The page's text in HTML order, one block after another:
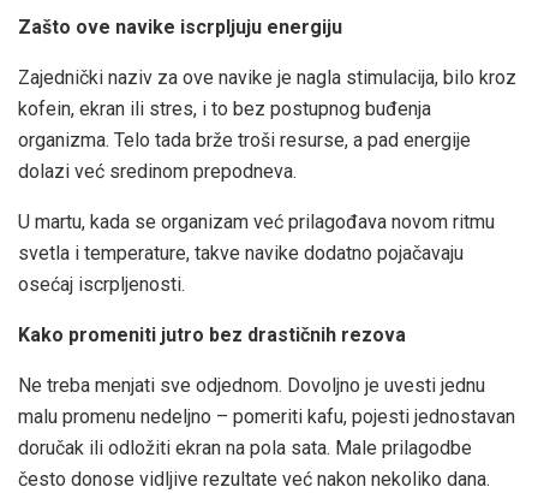
Zašto ove navike iscrpljuju energiju
Zajednički naziv za ove navike je nagla stimulacija, bilo kroz
kofein, ekran ili stres, i to bez postupnog buđenja
organizma. Telo tada brže troši resurse, a pad energije
dolazi već sredinom prepodneva.
U martu, kada se organizam već prilagođava novom ritmu
svetla i temperature, takve navike dodatno pojačavaju
osećaj iscrpljenosti.
Kako promeniti jutro bez drastičnih rezova
Ne treba menjati sve odjednom. Dovoljno je uvesti jednu
malu promenu nedeljno – pomeriti kafu, pojesti jednostavan
doručak ili odložiti ekran na pola sata. Male prilagodbe
često donose vidljive rezultate već nakon nekoliko dana.